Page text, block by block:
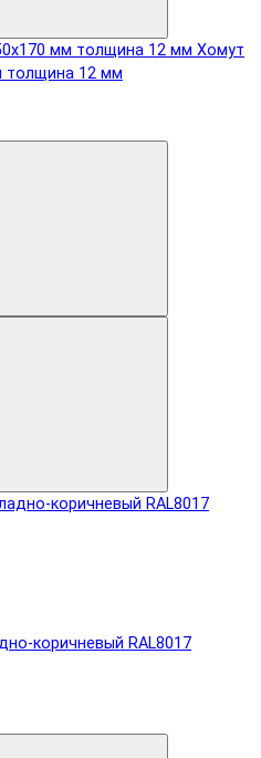
Хомут
толщина 12 мм
коричневый RAL8017